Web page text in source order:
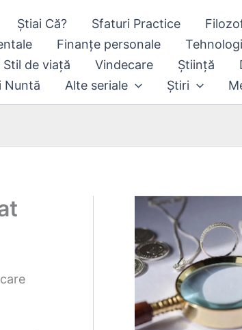
Știai Că? Sfaturi Practice
Finanțe personale
Stil de viață Vindecare Știință
Nuntă Alte seriale Știri